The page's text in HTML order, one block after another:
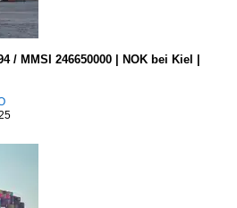
/ MMSI 246650000 | NOK bei Kiel |